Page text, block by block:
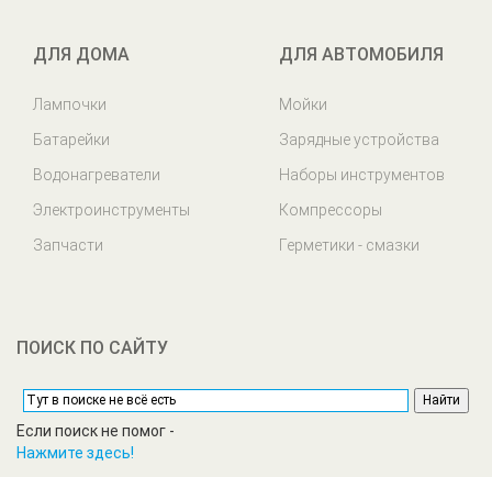
ДЛЯ ДОМА
Лампочки
Батарейки
Водонагреватели
Электроинструменты
Запчасти
ДЛЯ АВТОМОБИЛЯ
Мойки
Зарядные устройства
Наборы инструментов
Компрессоры
Герметики - смазки
ПОИСК ПО САЙТУ
Если поиск не помог -
Нажмите здесь!